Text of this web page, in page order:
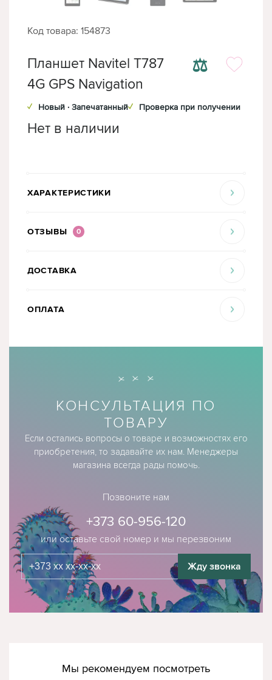
Код товара: 154873
⚖
Планшет Navitel T787
4G GPS Navigation
✓ Новый · Запечатанный✓ Проверка при получении
Нет в наличии
ХАРАКТЕРИСТИКИ
ОТЗЫВЫ 0
ДОСТАВКА
ОПЛАТА
КОНСУЛЬТАЦИЯ ПО
ТОВАРУ
Если остались вопросы о товаре и возможностях его
приобретения, то задавайте их нам. Менеджеры
магазина всегда рады помочь.
Позвоните нам
или оставьте свой номер и мы перезвоним
+373 60-956-120
Жду звонка
Мы рекомендуем посмотреть